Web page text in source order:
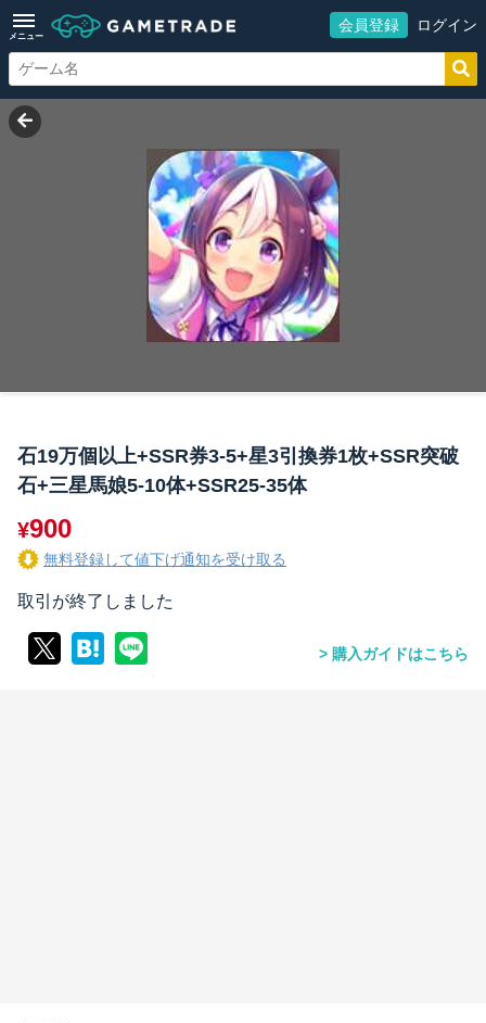
メニュー
会員登録 ログイン
石19万個以上+SSR券3-5+星3引換券1枚+SSR突破
石+三星馬娘5-10体+SSR25-35体
¥900
無料登録して値下げ通知を受け取る
取引が終了しました
購入ガイドはこちら